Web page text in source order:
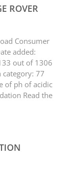
ROVER
Consumer
added:
out of 1306
77
of ph of acidic
Read the